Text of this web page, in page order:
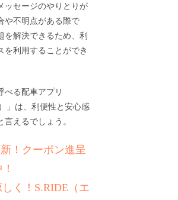
ッセージのやりとりが
や不明点がある際で
を解決できるため、利
を利用することができ
べる配車アプリ
」は、利便性と安心感
えるでしょう。
！クーポン進呈
く！S.RIDE（エ